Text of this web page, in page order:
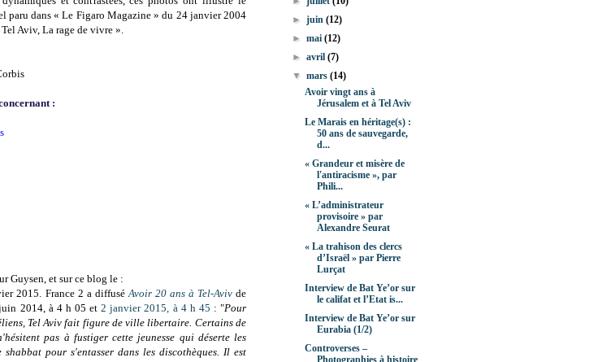
paru dans « Le Figaro Magazine » du 24 janvier 2004
Aviv, La rage de vivre ».
:
Guysen, et sur ce blog le :
2015. France 2 a diffuséAvoir 20 ans à Tel-Aviv de
2014, à 4 h 05 et 2 janvier 2015, à 4 h 45 : "Pour
Tel Aviv fait figure de ville libertaire. Certains de
pas à fustiger cette jeunesse qui déserte les
shabbat pour s'entasser dans les discothèques. Il est
►juin(12)
►mai(12)
►avril(7)
▼mars(14)
Avoir vingt ans à
Jérusalem et à Tel Aviv
Le Marais en héritage(s) :
50 ans de sauvegarde,
d...
« Grandeur et misère de
l'antiracisme », par
Phili...
« L’administrateur
provisoire » par
Alexandre Seurat
« La trahison des clercs
d’Israël » par Pierre
Lurçat
Interview de Bat Ye’or sur
le califat et l’Etat is...
Interview de Bat Ye’or sur
Eurabia (1/2)
Controverses –
Photographies à histoire